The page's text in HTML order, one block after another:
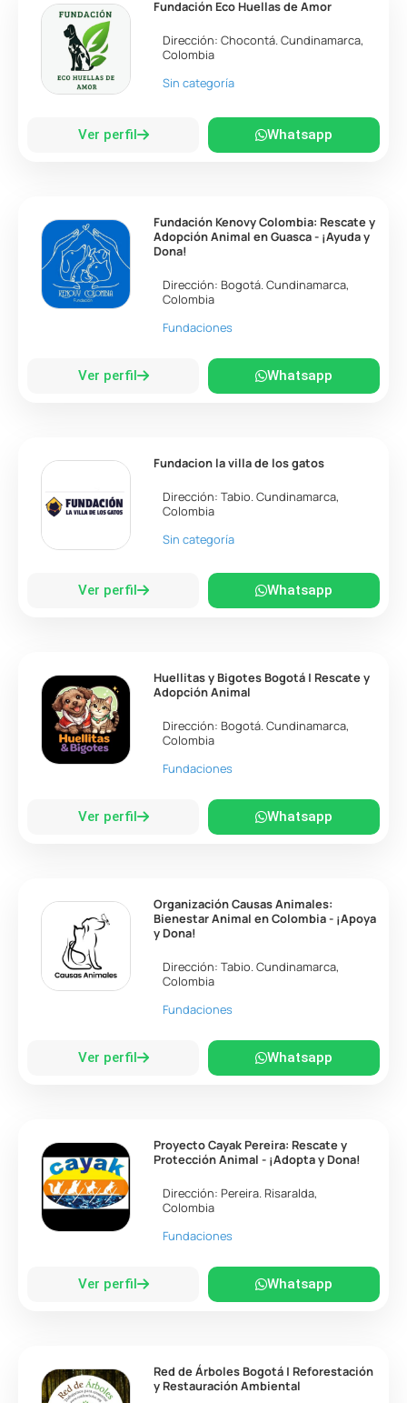
Fundación Eco Huellas de Amor
Dirección:Chocontá.Cundinamarca,
Colombia
Sin categoría
Ver perfil Whatsapp
Fundación Kenovy Colombia: Rescate y
Adopción Animal en Guasca - ¡Ayuda y
Dona!
Dirección: Bogotá.Cundinamarca,
Colombia
Fundaciones
Ver perfil Whatsapp
Fundacion la villa de los gatos
Dirección:Tabio.Cundinamarca,
Colombia
Sin categoría
Ver perfil Whatsapp
Huellitas y Bigotes Bogotá | Rescate y
Adopción Animal
Dirección: Bogotá.Cundinamarca,
Colombia
Fundaciones
Ver perfil Whatsapp
Organización Causas Animales:
Bienestar Animal en Colombia - ¡Apoya
y Dona!
Dirección:Tabio.Cundinamarca,
Colombia
Fundaciones
Ver perfil Whatsapp
Proyecto Cayak Pereira: Rescate y
Protección Animal - ¡Adopta y Dona!
Dirección: Pereira. Risaralda,
Colombia
Fundaciones
Ver perfil Whatsapp
Red de Árboles Bogotá | Reforestación
y Restauración Ambiental